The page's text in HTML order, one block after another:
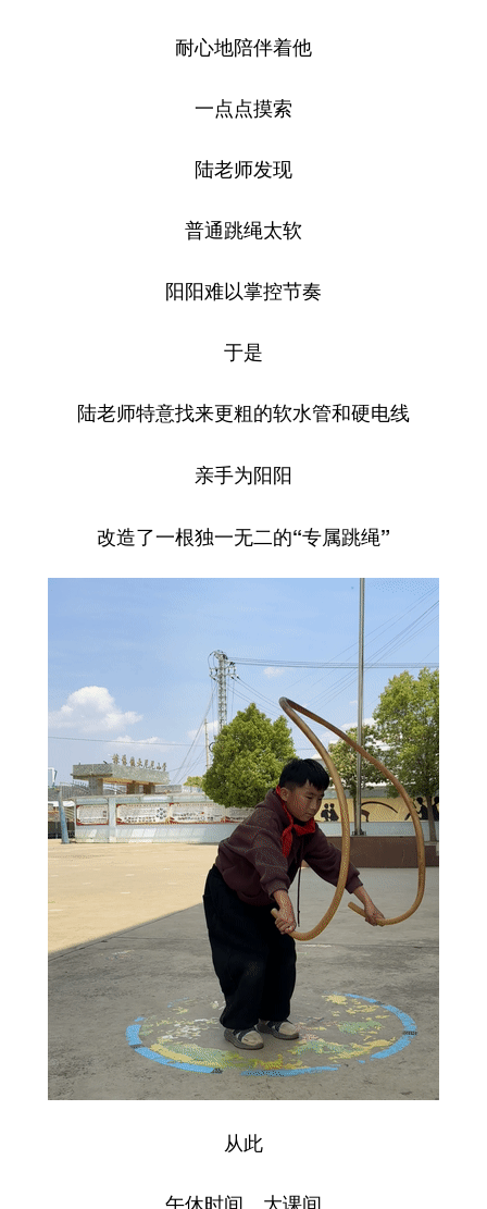
耐心地陪伴着他
一点点摸索
陆老师发现
普通跳绳太软
阳阳难以掌控节奏
于是
陆老师特意找来更粗的软水管和硬电线
亲手为阳阳
改造了一根独一无二的“专属跳绳”
从此
午休时间、大课间